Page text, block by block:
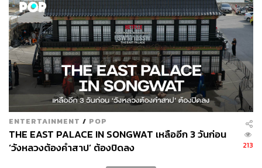
ENTERTAINMENT / POP
THE EAST PALACE IN SONGWAT เหลืออีก 3 วันก่อน
‘วังหลวงต้องคำสาป’ ต้องปิดลง
213